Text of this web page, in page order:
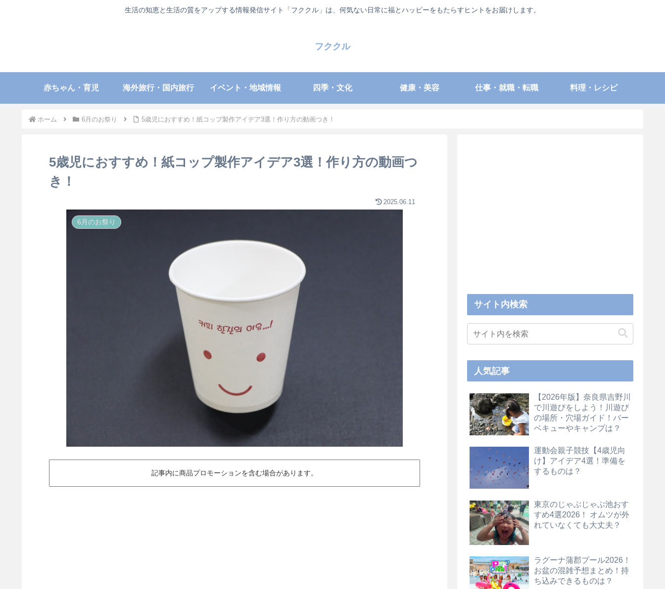
生活の知恵と生活の質をアップする情報発信サイト「フククル」は、何気ない日常に福とハッピーをもたらすヒントをお届けします。
フククル
赤ちゃん・育児 海外旅行・国内旅行 イベント・地域情報 四季・文化 健康・美容 仕事・就職・転職 料理・レシピ
ホーム 6月のお祭り 5歳児におすすめ！紙コップ製作アイデア3選！作り方の動画つき！
5歳児におすすめ！紙コップ製作アイデア3選！作り方の動画つ
き！
2025.06.11
6月のお祭り
記事内に商品プロモーションを含む場合があります。
サイト内検索
人気記事
【2026年版】奈良県吉野川
で川遊びをしよう！川遊び
の場所・穴場ガイド！バー
ベキューやキャンプは？
運動会親子競技【4歳児向
け】アイデア4選！準備を
するものは？
東京のじゃぶじゃぶ池おす
すめ4選2026！ オムツが外
れていなくても大丈夫？
ラグーナ蒲郡プール2026！
お盆の混雑予想まとめ！持
ち込みできるものは？